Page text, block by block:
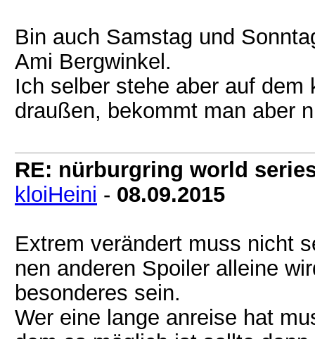
Bin auch Samstag und
Ami Bergwinkel.
Ich selber stehe aber auf
draußen, bekommt man aber
RE: nürburgring world
kloiHeini - 08.09.2015
Extrem verändert muss nicht
nen anderen Spoiler alleine
besonderes sein.
Wer eine lange anreise hat